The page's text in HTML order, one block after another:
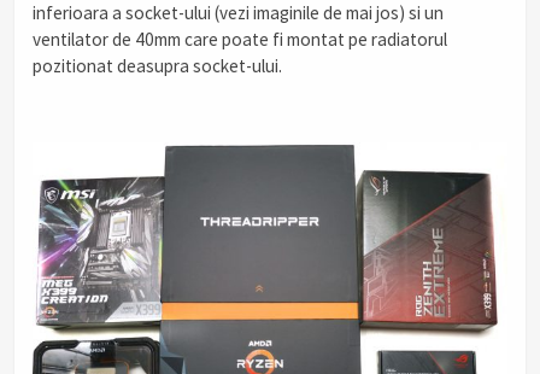
inferioara a socket-ului (vezi imaginile de mai jos) si un
ventilator de 40mm care poate fi montat pe radiatorul
pozitionat deasupra socket-ului.